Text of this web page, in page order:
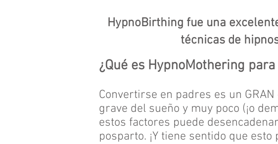
HypnoBirthing fue una
técnicas de
¿Qué es HypnoMothering
Convertirse en padres es un
grave del sueño y muy poco (¡o
estos factores puede
posparto. ¡Y tiene sentido que esto